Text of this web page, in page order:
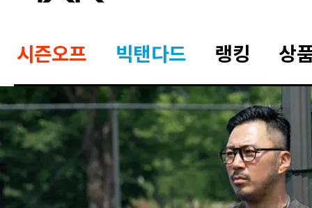
시즌오프 빅탠다드 랭킹 상